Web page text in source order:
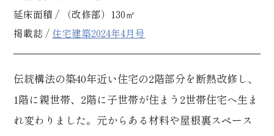
延床面積 / （改修部）130㎡
掲載誌 / 住宅建築2024年4月号
伝統構法の築40年近い住宅の2階部分を断熱改修し、
1階に親世帯、2階に子世帯が住まう2世帯住宅へ生ま
れ変わりました。元からある材料や屋根裏スペース